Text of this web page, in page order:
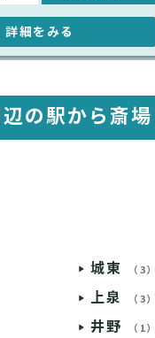
詳細をみる
の駅から 斎
城東 （3）
上泉 （3）
井野 （1）